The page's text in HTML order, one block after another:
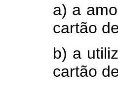
a) a
cartão
b) a
cartão